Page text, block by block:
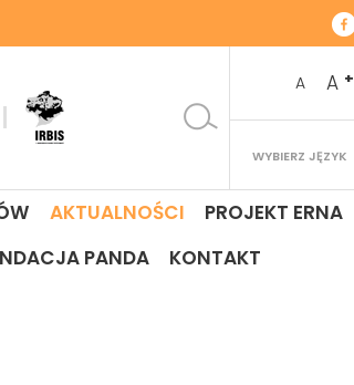
A A +
WYBIERZ JĘZYK
AKTUALNOŚCI
PROJEKT ERNA
PANDA KONTAKT